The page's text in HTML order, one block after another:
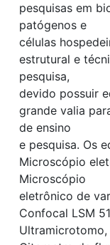
pesquisas em
patógenos e
células
estrutural e
pesquisa,
devido possuir
grande valia
de ensino
e pesquisa. Os
Microscópio
Microscópio
eletrônico de
Confocal LSM
Ultramicrotomo,